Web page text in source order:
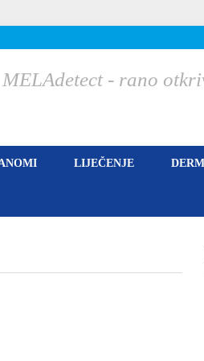
MELAdetect - rano
LIJEČENJE